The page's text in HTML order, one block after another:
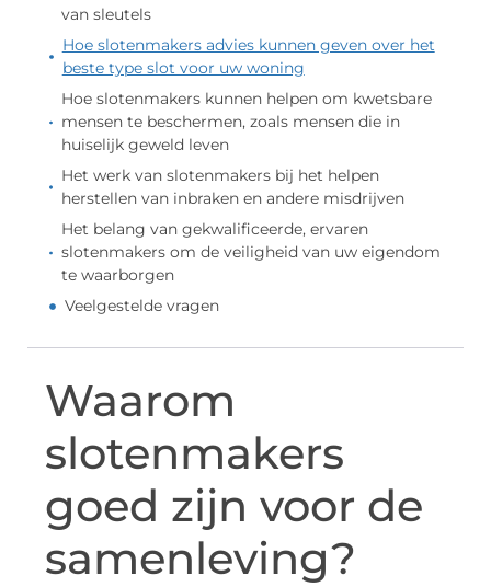
van sleutels
Hoe slotenmakers advies kunnen geven over het
beste type slot voor uw woning
Hoe slotenmakers kunnen helpen om kwetsbare
mensen te beschermen, zoals mensen die in
huiselijk geweld leven
Het werk van slotenmakers bij het helpen
herstellen van inbraken en andere misdrijven
Het belang van gekwalificeerde, ervaren
slotenmakers om de veiligheid van uw eigendom
te waarborgen
Veelgestelde vragen
Waarom
slotenmakers
goed zijn voor de
samenleving?